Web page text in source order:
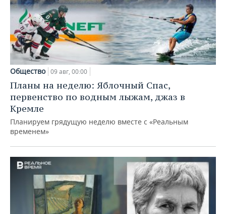
Общество 09 авг, 00:00
Планы на неделю: Яблочный Спас,
первенство по водным лыжам, джаз в
Кремле
Планируем грядущую неделю вместе с «Реальным
временем»